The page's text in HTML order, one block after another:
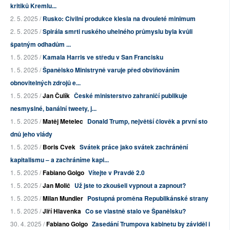
kritiků Kremlu...
2. 5. 2025 /Rusko: Civilní produkce klesla na dvouleté minimum
2. 5. 2025 /Spirála smrti ruského uhelného průmyslu byla kvůli
špatným odhadům ...
1. 5. 2025 /Kamala Harris ve středu v San Francisku
1. 5. 2025 /Španělsko Ministryně varuje před obviňováním
obnovitelných zdrojů e...
1. 5. 2025 /Jan Čulík České ministerstvo zahraničí publikuje
nesmyslné, banální tweety, j...
1. 5. 2025 /Matěj Metelec Donald Trump, největší člověk a první sto
dnů jeho vlády
1. 5. 2025 /Boris Cvek Svátek práce jako svátek zachránění
kapitalismu – a zachráníme kapi...
1. 5. 2025 /Fabiano Golgo Vítejte v Pravdě 2.0
1. 5. 2025 /Jan Molič Už jste to zkoušeli vypnout a zapnout?
1. 5. 2025 /Milan Mundier Postupná proměna Republikánské strany
1. 5. 2025 /Jiří Hlavenka Co se vlastně stalo ve Španělsku?
30. 4. 2025 /Fabiano Golgo Zasedání Trumpova kabinetu by záviděl i